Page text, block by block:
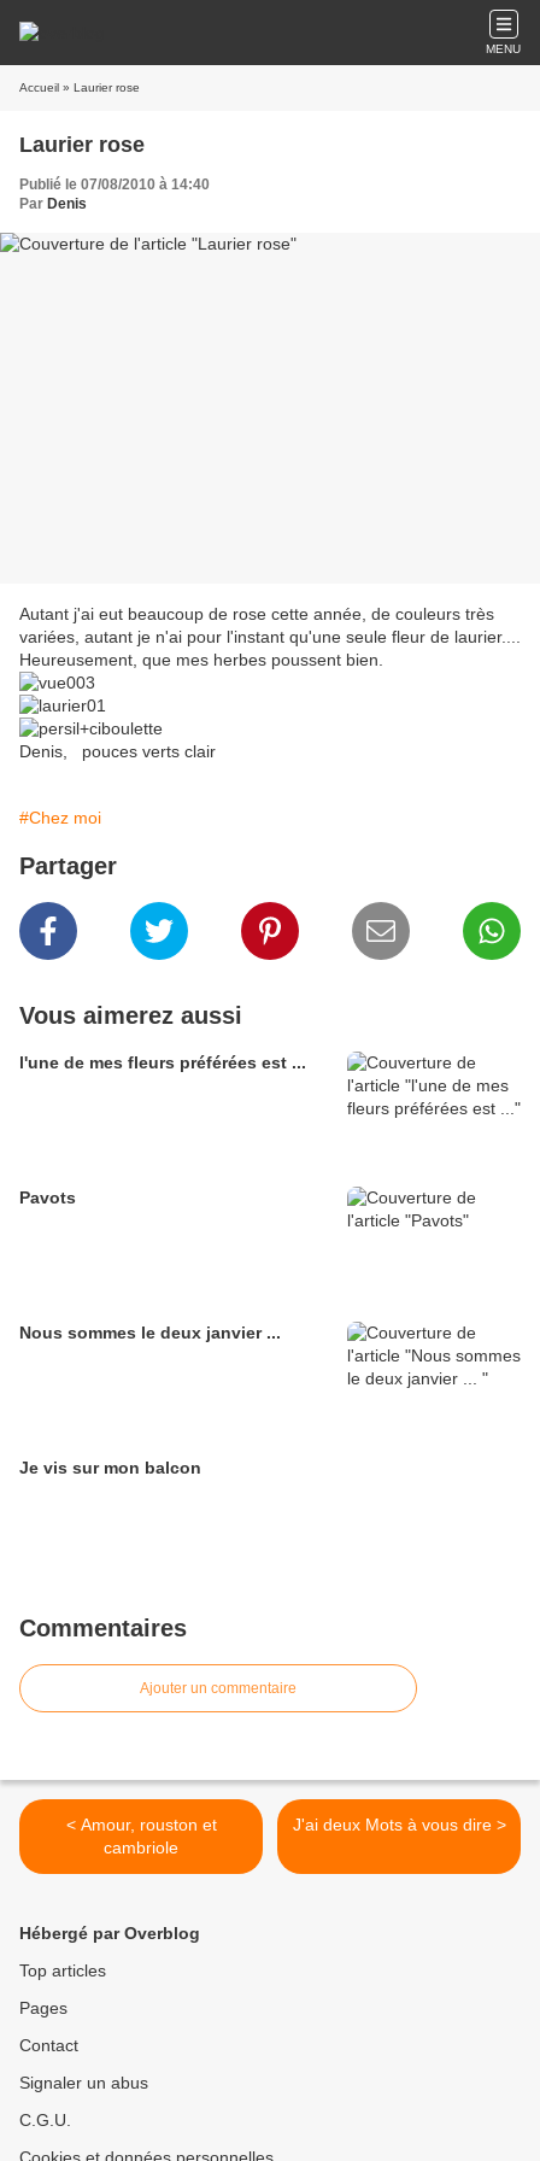
MENU
Accueil » Laurier rose
Laurier rose
Publié le 07/08/2010 à 14:40
Par Denis
Autant j'ai eut beaucoup de rose cette année, de couleurs très
variées, autant je n'ai pour l'instant qu'une seule fleur de laurier....
Heureusement, que mes herbes poussent bien.
Denis, pouces verts clair
#Chez moi
Partager
Vous aimerez aussi
l'une de mes fleurs préférées est ...
Pavots
Nous sommes le deux janvier ...
Je vis sur mon balcon
Commentaires
Ajouter un commentaire
< Amour, rouston et
cambriole
J'ai deux Mots à vous dire >
Hébergé par Overblog
Top articles
Pages
Contact
Signaler un abus
C.G.U.